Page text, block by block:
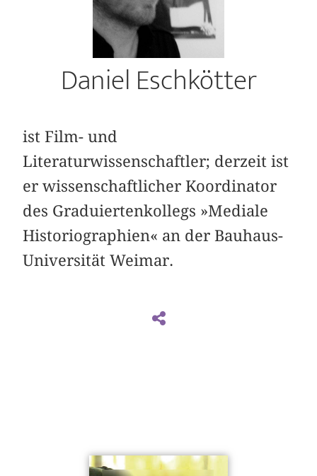
Daniel Eschkötter
ist Film- und
Literaturwissenschaftler; derzeit ist
er wissenschaftlicher Koordinator
des Graduiertenkollegs »Mediale
Historiographien« an der Bauhaus-
Universität Weimar.